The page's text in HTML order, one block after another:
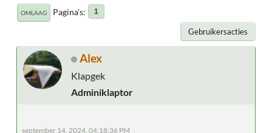
OMLAAG Pagina's 1
Gebruikersacties
Alex
Klapgek
Adminiklaptor
september 14, 2024, 04:18:36 PM